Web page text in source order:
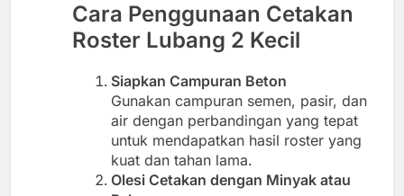
Cara Penggunaan Cetakan
Roster Lubang 2 Kecil
Siapkan Campuran Beton
Gunakan campuran semen, pasir, dan
air dengan perbandingan yang tepat
untuk mendapatkan hasil roster yang
kuat dan tahan lama.
Olesi Cetakan dengan Minyak atau